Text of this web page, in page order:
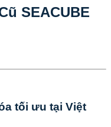
SEACUBE
tối ưu tại Việt